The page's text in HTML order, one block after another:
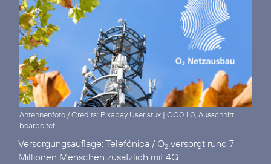
Antennenfoto / Credits: Pixabay User stux | CC0 1.0, Ausschnitt
bearbeitet
Versorgungsauflage: Telefónica / O2 versorgt rund 7
Millionen Menschen zusätzlich mit 4G